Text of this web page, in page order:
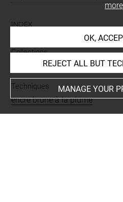
INDEX
Collections
Anonyme (L. 1908-a)
Techniques
encre brune à la plume
more
OK,
REJECT ALL BUT
MANAGE YOUR